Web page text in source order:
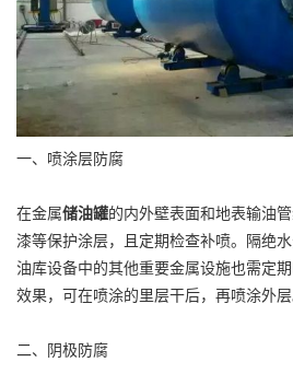
一、喷涂层防腐
在金属储油罐的内外壁表面和地表输油
漆等保护涂层，且定期检查补喷。隔绝
油库设备中的其他重要金属设施也需定
效果，可在喷涂的里层干后，再喷涂外层
二、阴极防腐